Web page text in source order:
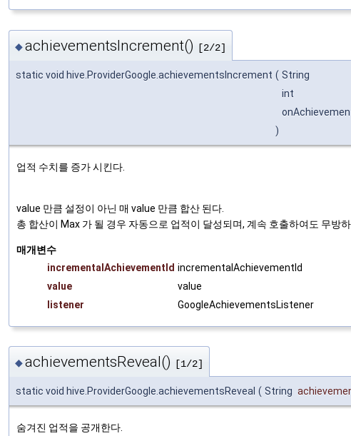
◆achievementsIncrement() [2/2]
static void hive.ProviderGoogle.achievementsIncrement ( String
int
)
업적 수치를 증가 시킨다.
value 만큼 설정이 아닌 매 value 만큼 합산 된다.
총 합산이 Max 가 될 경우 자동으로 업적이 달성되며, 계속 호출하여도 무방하
매개변수
incrementalAchievementId incrementalAchievementId
value
value
listener
GoogleAchievementsListener
◆achievementsReveal() [1/2]
static void hive.ProviderGoogle.achievementsReveal ( String
숨겨진 업적을 공개한다.